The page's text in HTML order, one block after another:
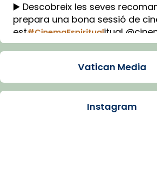
▶️ Descobreix les seves
prepara una bona sessió de
est#CinemaEspiritualitual
Imatge: Generada amb IA
Arquebisbat de Barcelona
Vatican Media
Instagram